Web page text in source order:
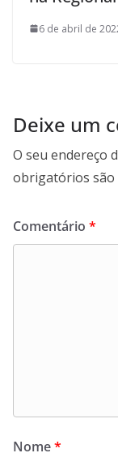
6 de abril de
Deixe um
O seu endereço
obrigatórios são
Comentário *
Nome*